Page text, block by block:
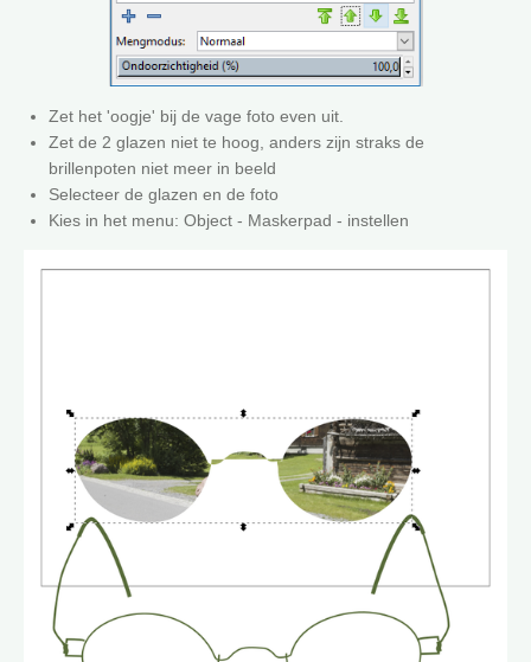
Zet het 'oogje' bij de vage foto even uit.
Zet de 2 glazen niet te hoog, anders zijn straks de
brillenpoten niet meer in beeld
Selecteer de glazen en de foto
Kies in het menu: Object - Maskerpad - instellen